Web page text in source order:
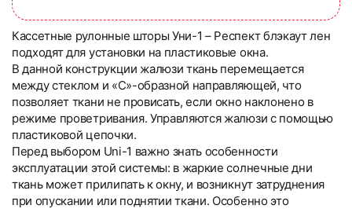
Кассетные рулонные шторы Уни-1 – Респект блэкаут лен
подходят для установки на пластиковые окна.
В данной конструкции жалюзи ткань перемещается
между стеклом и «С»-образной направляющей, что
позволяет ткани не провисать, если окно наклонено в
режиме проветривания. Управляются жалюзи с помощью
пластиковой цепочки.
Перед выбором Uni-1 важно знать особенности
эксплуатации этой системы: в жаркие солнечные дни
ткань может прилипать к окну, и возникнут затруднения
при опускании или поднятии ткани. Особенно это